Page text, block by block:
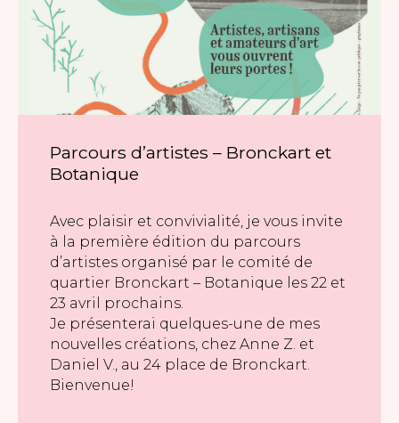
Parcours d’artistes – Bronckart et
Botanique
Avec plaisir et convivialité, je vous invite
à la première édition du parcours
d’artistes organisé par le comité de
quartier Bronckart – Botanique les 22 et
23 avril prochains.
Je présenterai quelques-une de mes
nouvelles créations, chez Anne Z. et
Daniel V., au 24 place de Bronckart.
Bienvenue!